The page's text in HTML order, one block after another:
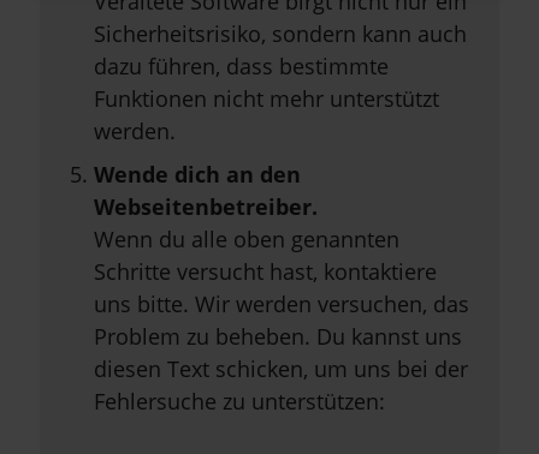
Sicherheitsrisiko, sondern kann auch
dazu führen, dass bestimmte
Funktionen nicht mehr unterstützt
werden.
Wende dich an den
Webseitenbetreiber.
Wenn du alle oben genannten
Schritte versucht hast, kontaktiere
uns bitte. Wir werden versuchen, das
Problem zu beheben. Du kannst uns
diesen Text schicken, um uns bei der
Fehlersuche zu unterstützen: